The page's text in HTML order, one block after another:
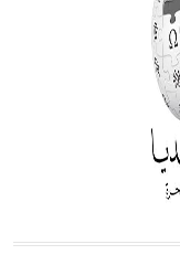
في البحر ويتركب
شديد الحمرة وهو
اعتمادها مصطلحاً